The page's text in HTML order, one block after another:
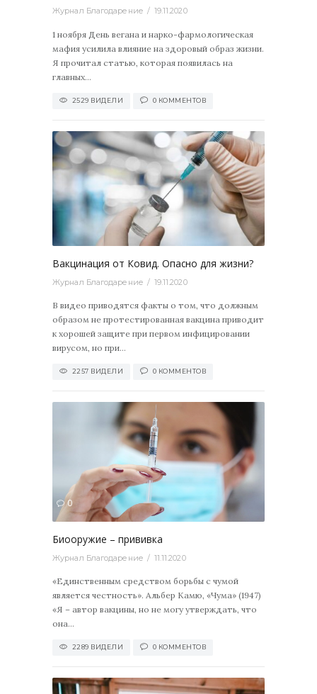
Журнал Благодарение 19.11.2020
1 ноября День вегана и нарко-фармологическая
мафия усилила влияние на здоровый образ жизни.
Я прочитал статью, которая появилась на
главных...
2529 ВИДЕЛИ 0 КОММЕНТОВ
Вакцинация от Ковид. Опасно для жизни?
Журнал Благодарение 19.11.2020
В видео приводятся факты о том, что должным
образом не протестированная вакцина приводит
к хорошей защите при первом инфицировании
вирусом, но при...
2257 ВИДЕЛИ 0 КОММЕНТОВ
0
Биооружие – прививка
Журнал Благодарение 11.11.2020
«Единственным средством борьбы с чумой
является честность». Альбер Камю, «Чума» (1947)
«Я – автор вакцины, но не могу утверждать, что
она...
2289 ВИДЕЛИ 0 КОММЕНТОВ